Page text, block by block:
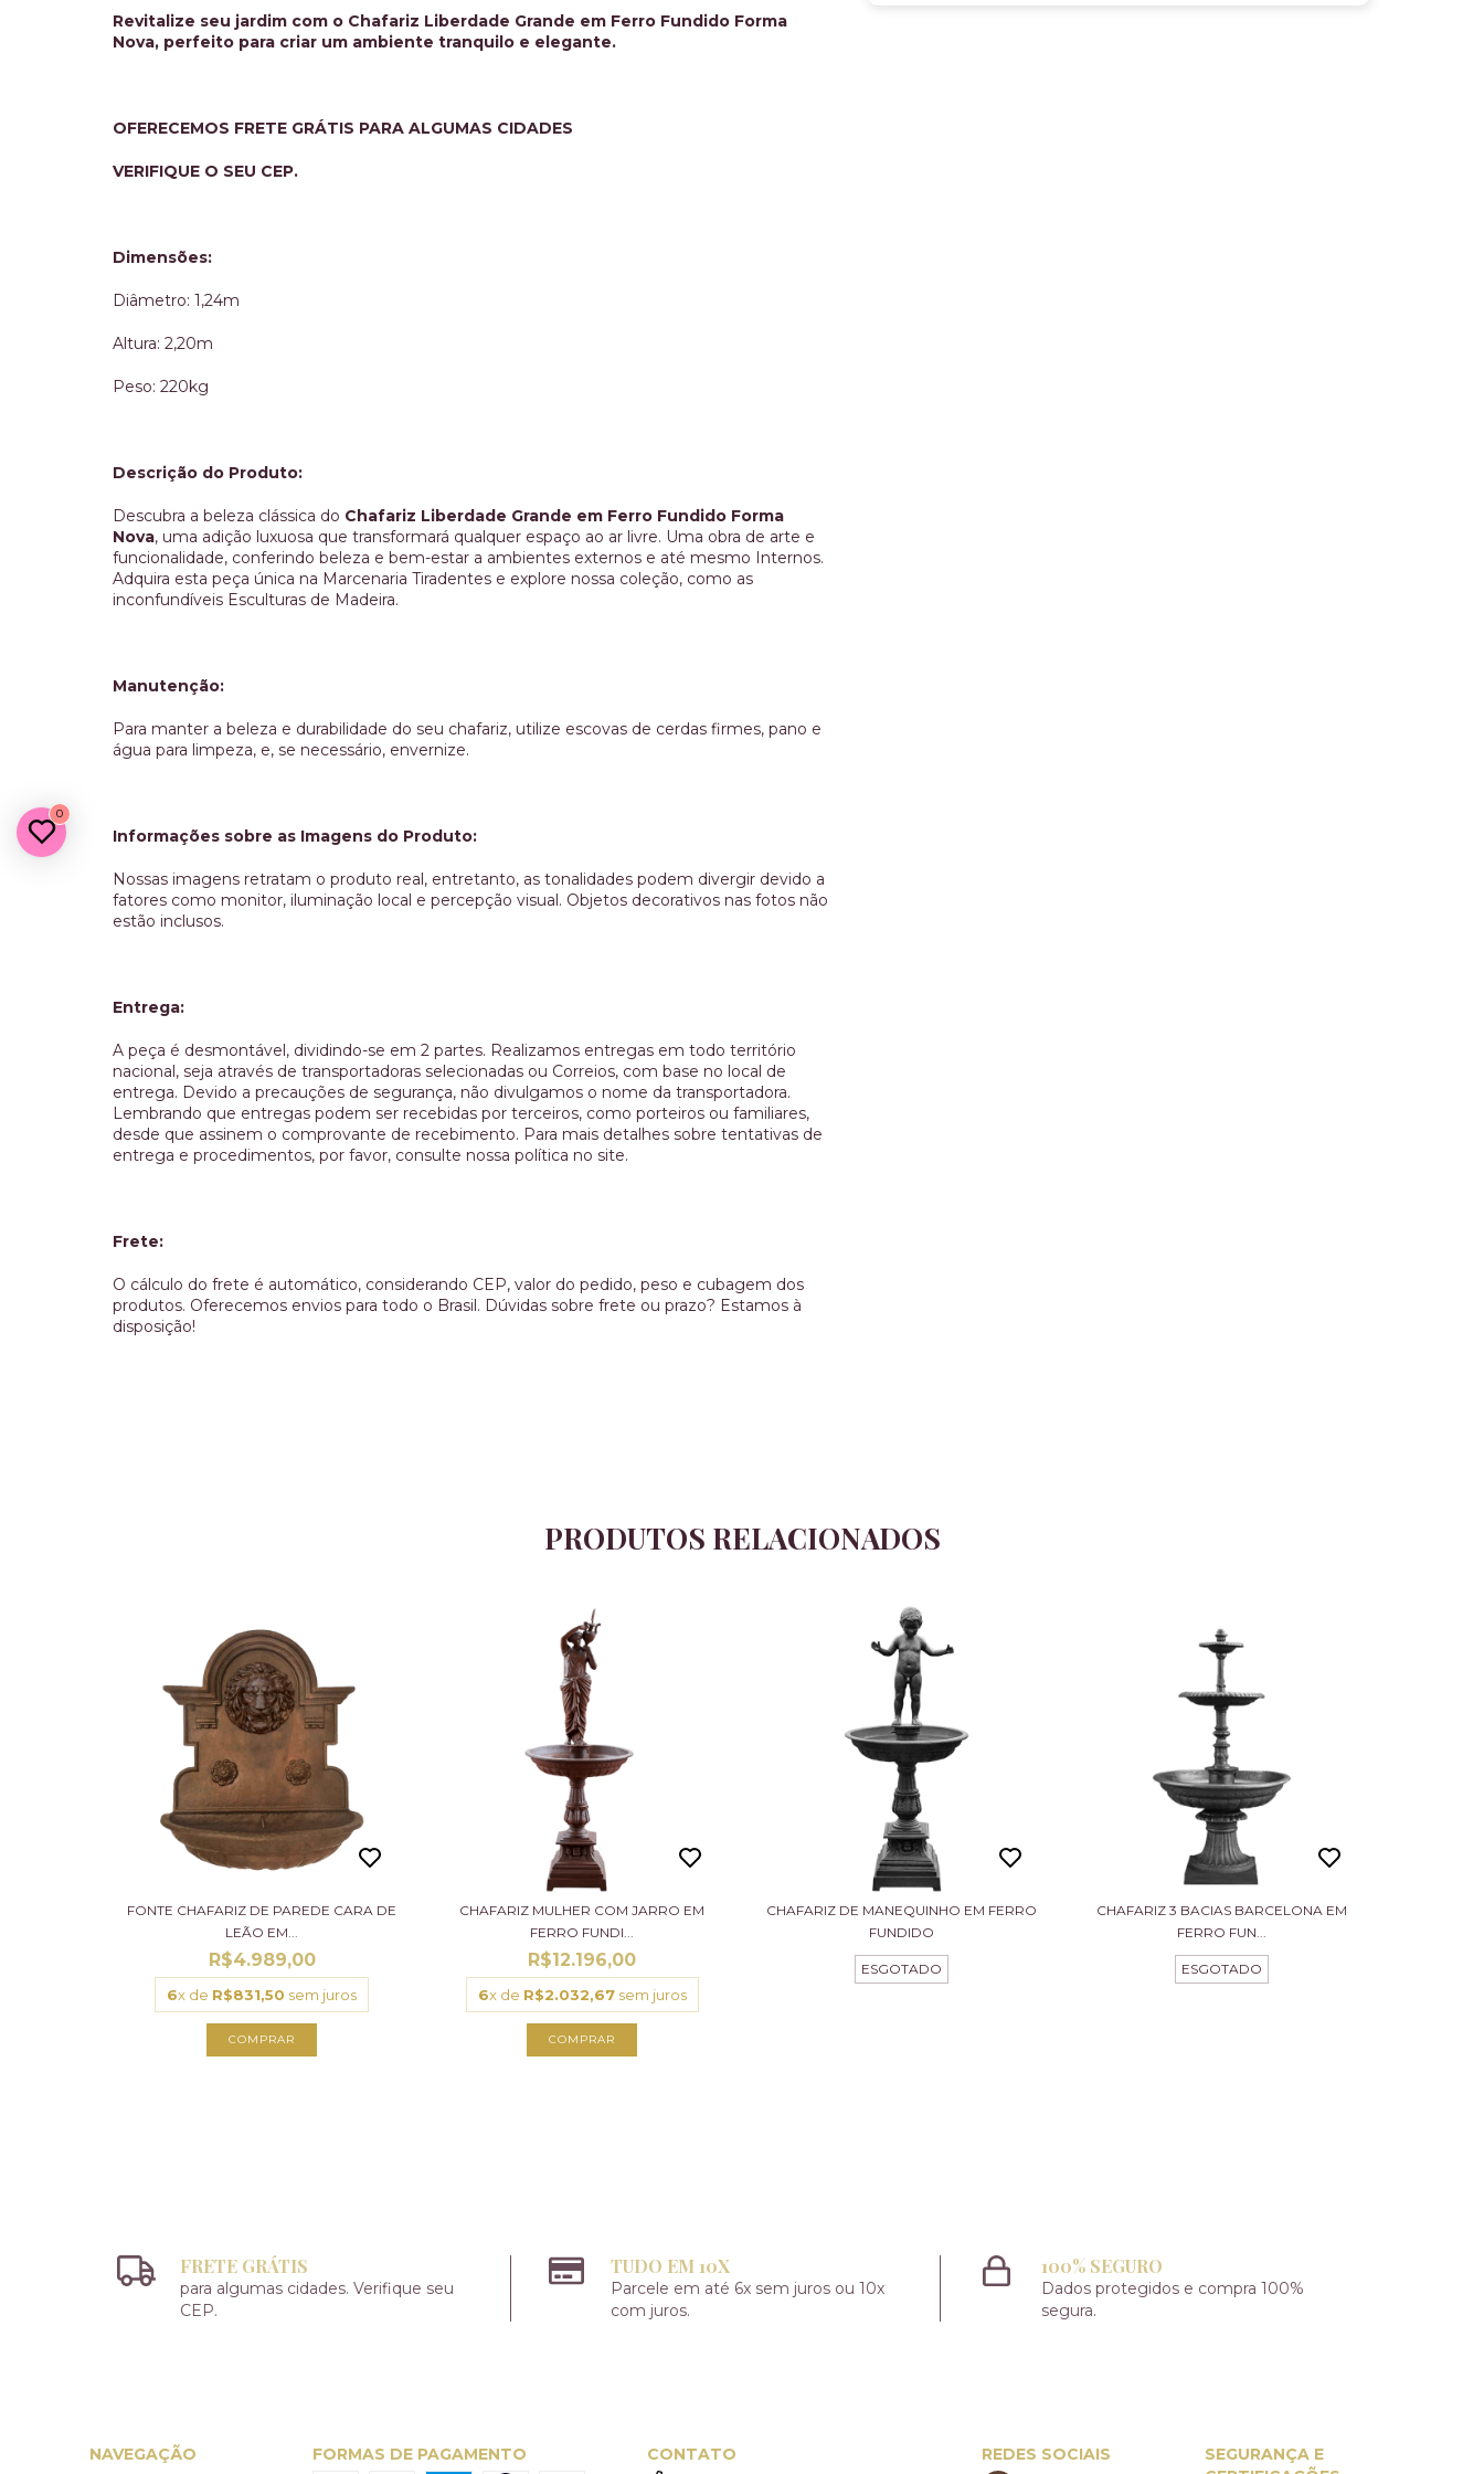
Revitalize seu jardim com o Chafariz Liberdade Grande em Ferro Fundido Forma
Nova, perfeito para criar um ambiente tranquilo e elegante.
OFERECEMOS FRETE GRÁTIS PARA ALGUMAS CIDADES
VERIFIQUE O SEU CEP.
Dimensões:
Diâmetro: 1,24m
Altura: 2,20m
Peso: 220kg
Descrição do Produto:
Descubra a beleza clássica do Chafariz Liberdade Grande em Ferro Fundido Forma
Nova, uma adição luxuosa que transformará qualquer espaço ao ar livre. Uma obra de arte e
funcionalidade, conferindo beleza e bem-estar a ambientes externos e até mesmo Internos.
Adquira esta peça única na Marcenaria Tiradentes e explore nossa coleção, como as
inconfundíveis Esculturas de Madeira.
Manutenção:
Para manter a beleza e durabilidade do seu chafariz, utilize escovas de cerdas firmes, pano e
água para limpeza, e, se necessário, envernize.
Informações sobre as Imagens do Produto:
Nossas imagens retratam o produto real, entretanto, as tonalidades podem divergir devido a
fatores como monitor, iluminação local e percepção visual. Objetos decorativos nas fotos não
estão inclusos.
Entrega:
A peça é desmontável, dividindo-se em 2 partes. Realizamos entregas em todo território
nacional, seja através de transportadoras selecionadas ou Correios, com base no local de
entrega. Devido a precauções de segurança, não divulgamos o nome da transportadora.
Lembrando que entregas podem ser recebidas por terceiros, como porteiros ou familiares,
desde que assinem o comprovante de recebimento. Para mais detalhes sobre tentativas de
entrega e procedimentos, por favor, consulte nossa política no site.
Frete:
O cálculo do frete é automático, considerando CEP, valor do pedido, peso e cubagem dos
produtos. Oferecemos envios para todo o Brasil. Dúvidas sobre frete ou prazo? Estamos à
disposição!
PRODUTOS RELACIONADOS
FONTE CHAFARIZ DE PAREDE CARA DE
LEÃO EM...
R$4.989,00
6x de R$831,50 sem juros
CHAFARIZ MULHER COM JARRO EM
FERRO FUNDI...
R$12.196,00
6x de R$2.032,67sem juros
CHAFARIZ DE MANEQUINHO EM FERRO
FUNDIDO
ESGOTADO
CHAFARIZ 3 BACIAS BARCELONA EM
FERRO FUN...
ESGOTADO
FRETE GRÁTIS
para algumas cidades. Verifique seu
CEP.
TUDO EM 10X
Parcele em até 6x sem juros ou 10x
com juros.
100% SEGURO
Dados protegidos e compra 100%
segura.
NAVEGAÇÃO
FORMAS DE PAGAMENTO
CONTATO
REDES SOCIAIS
SEGURANÇA E
0